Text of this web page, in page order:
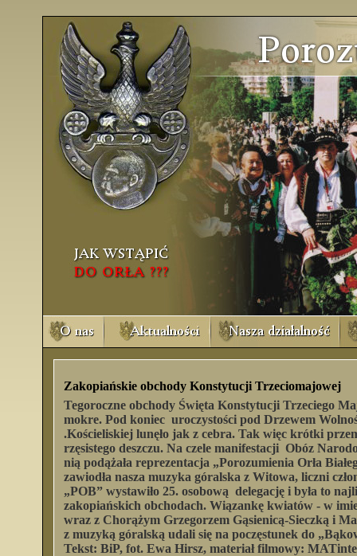
Zakopiańskie obchody Konstytucji Trzeciomajowej
Tegoroczne obchody Święta Konstytucji Trzeciego
mokre. Pod koniec uroczystości pod Drzewem
.Kościeliskiej lunęło jak z cebra. Tak więc krótki
rzęsistego deszczu. Na czele manifestacji Obóz
nią podążała reprezentacja „Porozumienia Orła
zawiodła nasza muzyka góralska z Witowa, liczni
„POB” wystawiło 25. osobową delegację i była to
zakopiańskich obchodach. Wiązankę kwiatów - w
wraz z Chorążym Grzegorzem Gąsienicą-Sieczką i
z muzyką góralską udali się na poczęstunek do
Tekst: BiP, fot. Ewa Hirsz, materiał filmowy: